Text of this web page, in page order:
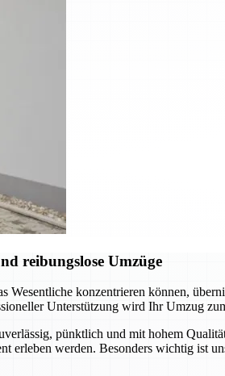
reibungslose Umzüge
konzentrieren können,
Unterstützung wird Ihr Umzug
pünktlich und mit hohem
werden. Besonders wichtig ist